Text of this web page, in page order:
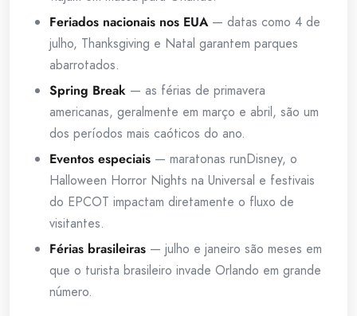
Feriados nacionais nos EUA— datas como 4 de
julho, Thanksgiving e Natal garantem parques
abarrotados.
Spring Break — as férias de primavera
americanas, geralmente em março e abril, são um
dos períodos mais caóticos do ano.
Eventos especiais — maratonas runDisney, o
Halloween Horror Nights na Universal e festivais
do EPCOT impactam diretamente o fluxo de
visitantes.
Férias brasileiras — julho e janeiro são meses em
que o turista brasileiro invade Orlando em grande
número.